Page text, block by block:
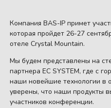
Компания BAS-IP примет
которая пройдет 26-27
отеле Crystal Mountain.
Мы будем представлены на
партнера EC SYSTEM, где с
наши новейшие технологии в
уверены, что наши продукты
участников конференции.